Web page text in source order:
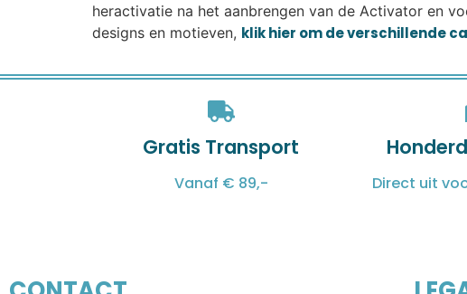
heractivatie na het aanbrengen van de Activator en
designs en motieven, klik hier om de verschillende
Gratis Transport
Vanaf € 89,- Direct uit